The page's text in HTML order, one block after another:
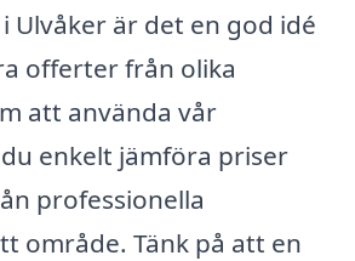
Ulvåker är det en god idé
offerter från olika
att använda vår
enkelt jämföra priser
professionella
område. Tänk på att en